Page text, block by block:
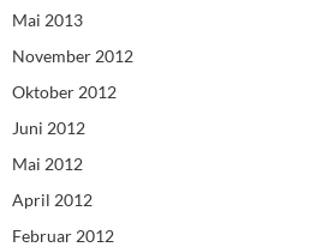
Mai 2013
November 2012
Oktober 2012
Juni 2012
Mai 2012
April 2012
Februar 2012